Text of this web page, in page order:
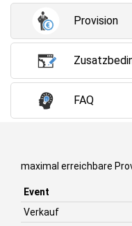
Provision
FAQ
maximal erreichbare
Event
Verkauf